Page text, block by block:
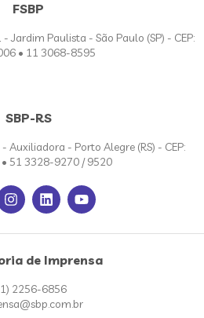
FSBP
Jardim Paulista - São Paulo (SP) - CEP:
• 11 3068-8595
SBP-RS
Auxiliadora - Porto Alegre (RS) - CEP:
51 3328-9270 / 9520
de Imprensa
2256-6856